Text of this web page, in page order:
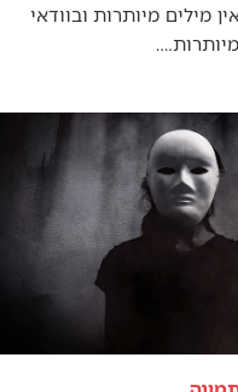
מילים מיותרות ובוודאי